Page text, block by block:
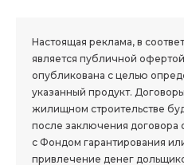
Настоящая реклама, в
является публичной
опубликована с целью
указанный продукт.
жилищном строительстве
после заключения договора
с Фондом гарантирования
привлечение денег